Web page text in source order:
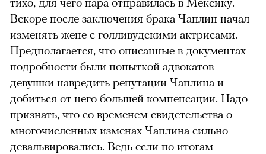
Вскоре после заключения брака Чаплин начал
изменять жене с голливудскими актрисами.
Предполагается, что описанные в документах
подробности были попыткой адвокатов
девушки навредить репутации Чаплина и
добиться от него большей компенсации. Надо
признать, что со временем свидетельства о
многочисленных изменах Чаплина сильно
девальвировались. Ведь если по итогам